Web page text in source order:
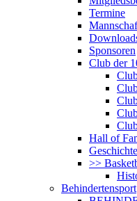
Termine
Sponsoren
Club der
Hall of
Geschichte
>>
Behindertensport